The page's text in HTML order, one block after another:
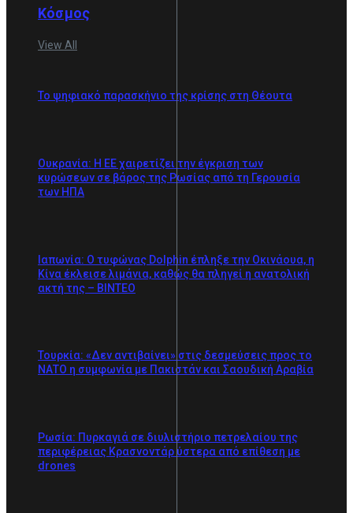
Κόσμος
View All
Το ψηφιακό παρασκήνιο της κρίσης στη Θέουτα
Ουκρανία: Η ΕΕ χαιρετίζει την έγκριση των
κυρώσεων σε βάρος της Ρωσίας από τη Γερουσία
των ΗΠΑ
Ιαπωνία: Ο τυφώνας Dolphin έπληξε την Οκινάουα, η
Κίνα έκλεισε λιμάνια, καθώς θα πληγεί η ανατολική
ακτή της – BINTEO
Τουρκία: «Δεν αντιβαίνει» στις δεσμεύσεις προς το
ΝΑΤΟ η συμφωνία με Πακιστάν και Σαουδική Αραβία
Ρωσία: Πυρκαγιά σε διυλιστήριο πετρελαίου της
περιφέρειας Κρασνοντάρ ύστερα από επίθεση με
drones